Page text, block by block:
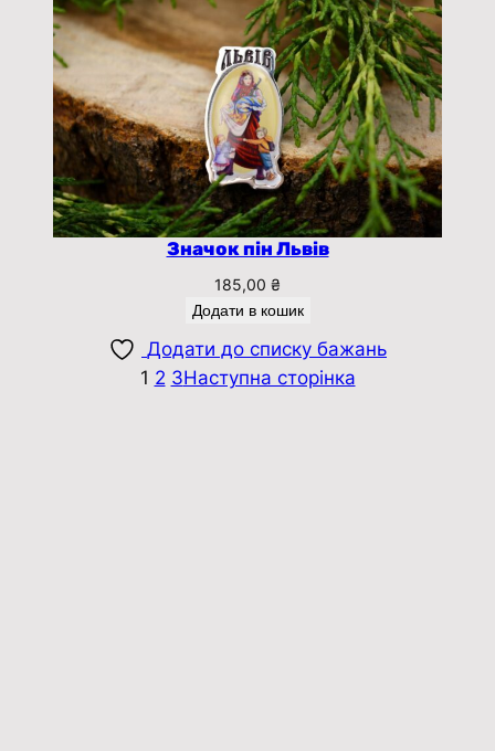
Значок пін Львів
185,00 ₴
Додати в кошик
Додати до списку бажань
1 2 3Наступна сторінка